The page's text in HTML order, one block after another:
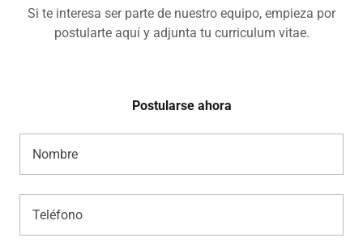
Si te interesa ser parte de nuestro equipo, empieza por
postularte aquí y adjunta tu curriculum vitae.
Postularse ahora
Nombre
Teléfono